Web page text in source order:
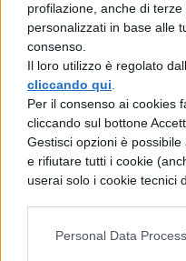
profilazione, anche di
personalizzati in base alle
consenso.
Il loro utilizzo è regolato
cliccando qui
Per il consenso ai cookies
cliccando sul bottone
Gestisci opzioni è
e rifiutare tutti i cookie
userai solo i cookie tecnici
Personal Data
TI
La